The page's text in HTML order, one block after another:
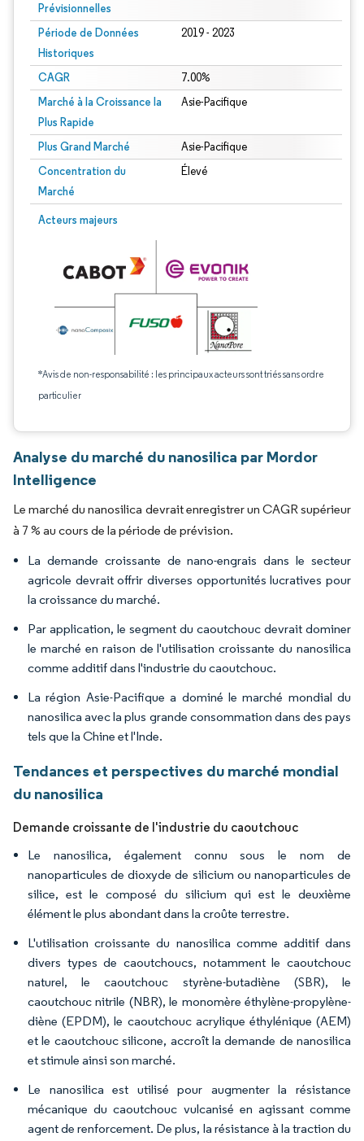
Prévisionnelles
Période de Données
Historiques
2019 - 2023
CAGR 7.00%
Marché à la Croissance la
Plus Rapide
Asie-Pacifique
Plus Grand Marché Asie-Pacifique
Concentration du
Marché
Élevé
Acteurs majeurs
*Avis de non-responsabilité : les principaux acteurs sont triés sans ordre
particulier
Analyse du marché du nanosilica par Mordor
Intelligence
Le marché du nanosilica devrait enregistrer un CAGR supérieur
à 7 % au cours de la période de prévision.
La demande croissante de nano-engrais dans le secteur
agricole devrait offrir diverses opportunités lucratives pour
la croissance du marché.
Par application, le segment du caoutchouc devrait dominer
le marché en raison de l'utilisation croissante du nanosilica
comme additif dans l'industrie du caoutchouc.
La région Asie-Pacifique a dominé le marché mondial du
nanosilica avec la plus grande consommation dans des pays
tels que la Chine et l'Inde.
Tendances et perspectives du marché mondial
du nanosilica
Demande croissante de l'industrie du caoutchouc
Le nanosilica, également connu sous le nom de
nanoparticules de dioxyde de silicium ou nanoparticules de
silice, est le composé du silicium qui est le deuxième
élément le plus abondant dans la croûte terrestre.
L'utilisation croissante du nanosilica comme additif dans
divers types de caoutchoucs, notamment le caoutchouc
naturel, le caoutchouc styrène-butadiène (SBR), le
caoutchouc nitrile (NBR), le monomère éthylène-propylène-
diène (EPDM), le caoutchouc acrylique éthylénique (AEM)
et le caoutchouc silicone, accroît la demande de nanosilica
et stimule ainsi son marché.
Le nanosilica est utilisé pour augmenter la résistance
mécanique du caoutchouc vulcanisé en agissant comme
agent de renforcement. De plus, la résistance à la traction du